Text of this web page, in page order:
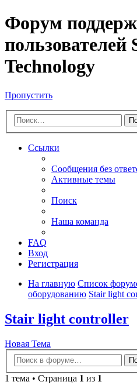
Форум
пользователей
Technology
Пропустить
Ссылки
Сообщения без
Активные темы
Поиск
Наша команда
FAQ
Вход
Регистрация
На главную Список
оборудованию Stair light
Stair light controller
Новая Тема
1 тема • Страница 1 из 1